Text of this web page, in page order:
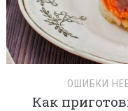
ОШИБКИ
Как